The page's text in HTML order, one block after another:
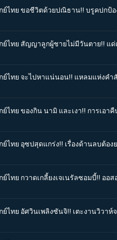
ย์ไทย ขอชีวิตด้วยปณิธาน!! บรูคปกป้
ย์ไทย สัญญาลูกผู้ชายไม่มีวันตาย!! แ
กย์ไทย จะไปหาแน่นอน!! แหลมแห่งค
ย์ไทย ของกิน นามิ และเงา!! การเอา
ย์ไทย อุซปสุดแกร่ง!! เรื่องด้านลบต้อง
ไทย กวาดเกลี้ยงเจเนรัลซอมบี้!! ออ
ไทย อัศวินเพลิงซันจิ!! เตะงานวิวาห์